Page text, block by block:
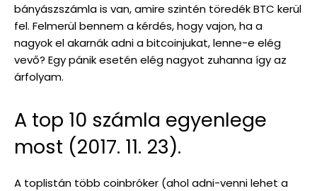
bányászszámla is van, amire szintén töredék BTC kerül
fel. Felmerül bennem a kérdés, hogy vajon, ha a
nagyok el akarnák adni a bitcoinjukat, lenne-e elég
vevő? Egy pánik esetén elég nagyot zuhanna így az
árfolyam.
A top 10 számla egyenlege
most (2017. 11. 23).
A toplistán több coinbróker (ahol adni-venni lehet a